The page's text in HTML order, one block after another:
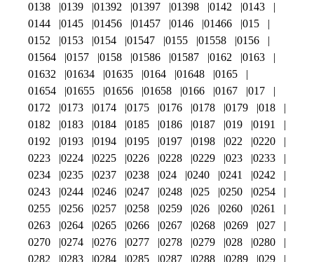
0138
0139 01392 01397 01398 0142
0143
0144
0145 01456 01457 0146 01466
015
0152
0153 0154 01547 0155 01558
0156
01564
0157 0158 01586 01587 0162
0163
01632
01634 01635 0164 01648
0165
01654
01655 01656 01658 0166 0167
017
0172
0173 0174 0175 0176 0178 0179
018
0182
0183 0184 0185 0186 0187 019
0191
0192
0193 0194 0195 0197 0198 022
0220
0223
0224 0225 0226 0228 0229 023
0233
0234
0235 0237 0238 024 0240 0241
0242
0243
0244 0246 0247 0248 025 0250
0254
0255
0256 0257 0258 0259 026 0260
0261
0263
0264 0265 0266 0267 0268 0269
027
0270
0274 0276 0277 0278 0279 028
0280
0282
0283 0284 0285 0287 0288 0289 029